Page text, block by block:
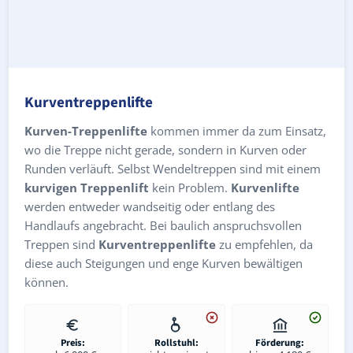
Kurventreppenlifte
Kurven-Treppenlifte kommen immer da zum Einsatz,
wo die Treppe nicht gerade, sondern in Kurven oder
Runden verläuft. Selbst Wendeltreppen sind mit einem
kurvigen Treppenlift kein Problem. Kurvenlifte
werden entweder wandseitig oder entlang des
Handlaufs angebracht. Bei baulich anspruchsvollen
Treppen sind Kurventreppenlifte zu empfehlen, da
diese auch Steigungen und enge Kurven bewältigen
können.
Preis: Rollstuhl: Förderung: